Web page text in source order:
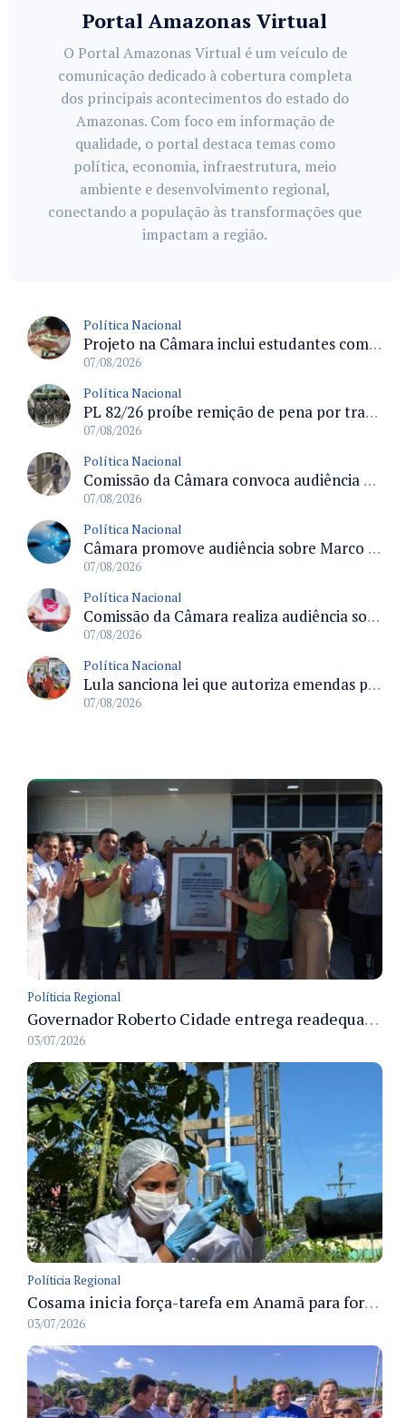
Portal Amazonas Virtual
O Portal Amazonas Virtual é um veículo de
comunicação dedicado à cobertura completa
dos principais acontecimentos do estado do
Amazonas. Com foco em informação de
qualidade, o portal destaca temas como
política, economia, infraestrutura, meio
ambiente e desenvolvimento regional,
conectando a população às transformações que
impactam a região.
Política Nacional
Projeto na Câmara inclui estudantes com deficiência no regime escolar especial da LDB e estabelece critérios para frequência
07/08/2026
Política Nacional
PL 82/26 proíbe remição de pena por trabalho em funções militares para condenados por crimes contra o Estado Democrático de Direito
07/08/2026
Política Nacional
Comissão da Câmara convoca audiência para discutir misoginia nas escolas e universidades após divulgação de listas misóginas
07/08/2026
Política Nacional
Câmara promove audiência sobre Marco de Fomento à Economia Digital e impactos da inteligência artificial
07/08/2026
Política Nacional
Comissão da Câmara realiza audiência sobre apostas online para medir o tamanho do mercado ilegal
07/08/2026
Política Nacional
Lula sanciona lei que autoriza emendas parlamentares para atendimento pré-hospitalar pelos bombeiros
07/08/2026
Políticia Regional
Governador Roberto Cidade entrega readequação do ambulatório da FCecon e amplia capacidade de atendimento oncológico em Manaus
03/07/2026
Políticia Regional
Cosama inicia força-tarefa em Anamã para fortalecer abastecimento de água e segurança hídrica da população
03/07/2026